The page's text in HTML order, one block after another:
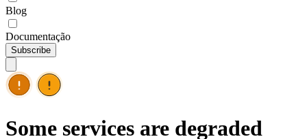
Blog
Documentação
Subscribe
Some services are degraded